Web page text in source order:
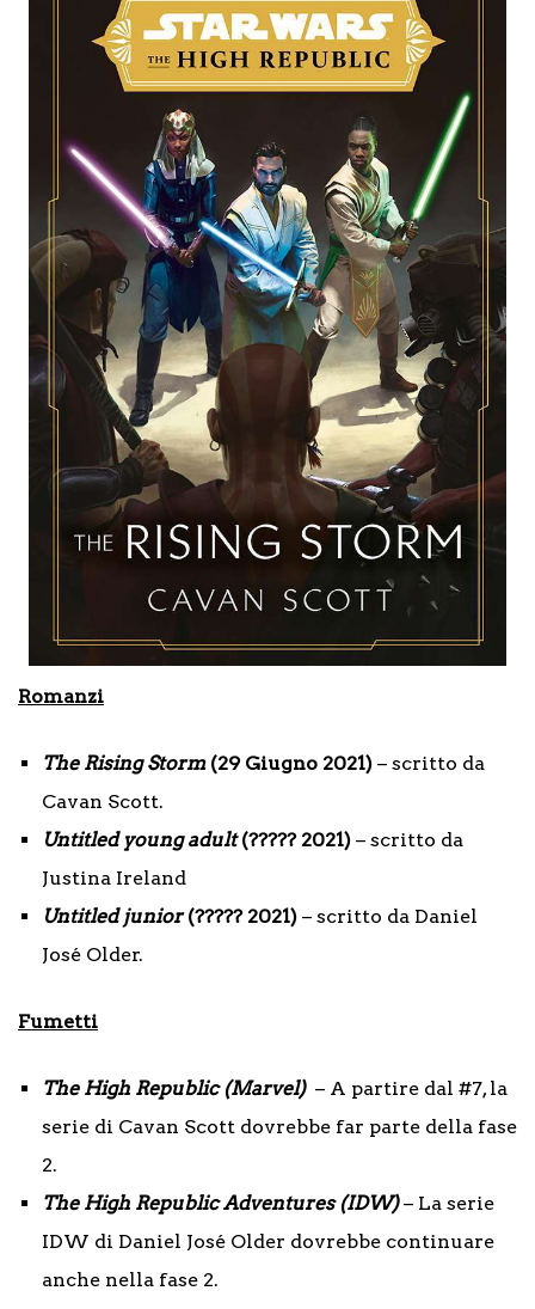
Romanzi
The Rising Storm (29 Giugno 2021) – scritto da
Cavan Scott.
Untitled young adult(????? 2021) – scritto da
Justina Ireland
Untitled junior(????? 2021) – scritto da Daniel
José Older.
Fumetti
The High Republic (Marvel) – A partire dal #7, la
serie di Cavan Scott dovrebbe far parte della fase
2.
The High Republic Adventures (IDW)– La serie
IDW di Daniel José Older dovrebbe continuare
anche nella fase 2.